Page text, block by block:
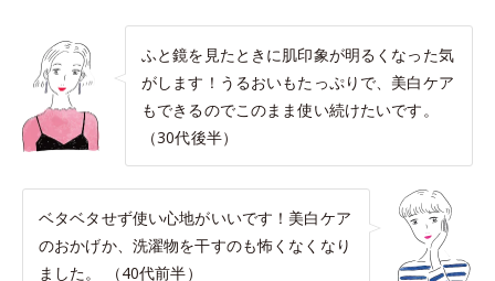
ふと鏡を見たときに肌印象が明るくなった気
がします！うるおいもたっぷりで、美白ケア
もできるのでこのまま使い続けたいです。
（30代後半）
ベタベタせず使い心地がいいです！美白ケア
のおかげか、洗濯物を干すのも怖くなくなり
ました。 （40代前半）